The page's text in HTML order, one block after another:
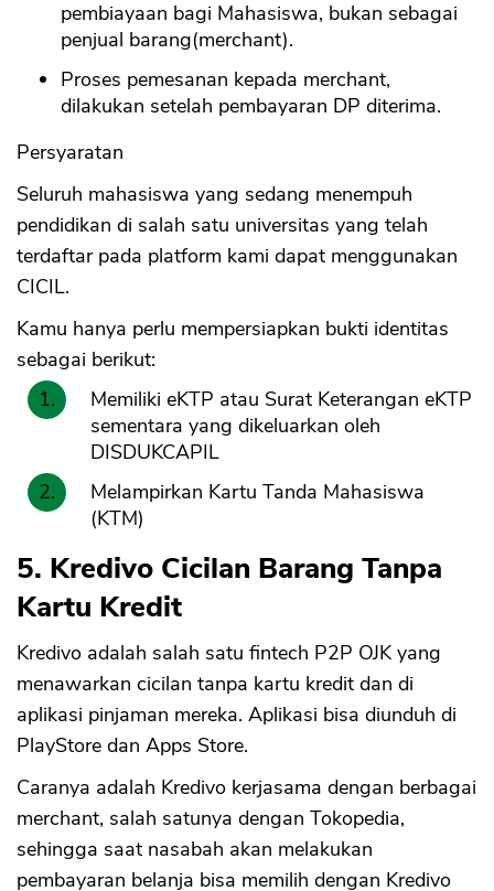
pembiayaan bagi Mahasiswa, bukan sebagai
penjual barang(merchant).
Proses pemesanan kepada merchant,
dilakukan setelah pembayaran DP diterima.
Persyaratan
Seluruh mahasiswa yang sedang menempuh
pendidikan di salah satu universitas yang telah
terdaftar pada platform kami dapat menggunakan
CICIL.
Kamu hanya perlu mempersiapkan bukti identitas
sebagai berikut:
Memiliki eKTP atau Surat Keterangan eKTP
sementara yang dikeluarkan oleh
DISDUKCAPIL
Melampirkan Kartu Tanda Mahasiswa
(KTM)
5. Kredivo Cicilan Barang Tanpa
Kartu Kredit
Kredivo adalah salah satu fintech P2P OJK yang
menawarkan cicilan tanpa kartu kredit dan di
aplikasi pinjaman mereka. Aplikasi bisa diunduh di
PlayStore dan Apps Store.
Caranya adalah Kredivo kerjasama dengan berbagai
merchant, salah satunya dengan Tokopedia,
sehingga saat nasabah akan melakukan
pembayaran belanja bisa memilih dengan Kredivo